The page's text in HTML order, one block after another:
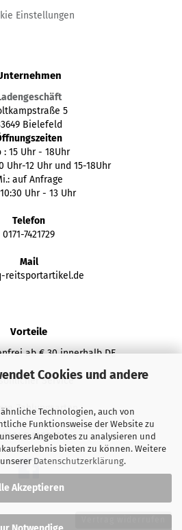
Cookies und andere
Technologien, auch von
Funktionsweise der Website zu
Angebotes zu analysieren und
bieten zu können. Weitere
Datenschutzerklärung.
Akzeptieren
Einstellungen
5
Bielefeld
: 15 Uhr - 18Uhr
Uhr-12 Uhr und 15-18Uhr
auf Anfrage
Uhr - 13 Uhr
Telefon
0171-7421729
Mail
reitsportartikel.de
Vorteile
ab € 30 innerhalb DE
Service
Zahlungsarten
MEDIEN